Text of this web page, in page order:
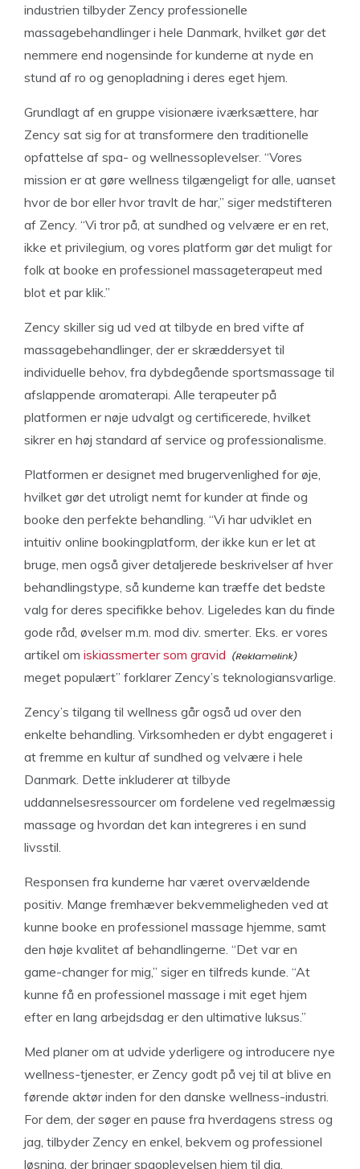
industrien tilbyder Zency professionelle
massagebehandlinger i hele Danmark, hvilket gør det
nemmere end nogensinde for kunderne at nyde en
stund af ro og genopladning i deres eget hjem.
Grundlagt af en gruppe visionære iværksættere, har
Zency sat sig for at transformere den traditionelle
opfattelse af spa- og wellnessoplevelser. “Vores
mission er at gøre wellness tilgængeligt for alle, uanset
hvor de bor eller hvor travlt de har,” siger medstifteren
af Zency. “Vi tror på, at sundhed og velvære er en ret,
ikke et privilegium, og vores platform gør det muligt for
folk at booke en professionel massageterapeut med
blot et par klik.”
Zency skiller sig ud ved at tilbyde en bred vifte af
massagebehandlinger, der er skræddersyet til
individuelle behov, fra dybdegående sportsmassage til
afslappende aromaterapi. Alle terapeuter på
platformen er nøje udvalgt og certificerede, hvilket
sikrer en høj standard af service og professionalisme.
Platformen er designet med brugervenlighed for øje,
hvilket gør det utroligt nemt for kunder at finde og
booke den perfekte behandling. “Vi har udviklet en
intuitiv online bookingplatform, der ikke kun er let at
bruge, men også giver detaljerede beskrivelser af hver
behandlingstype, så kunderne kan træffe det bedste
valg for deres specifikke behov. Ligeledes kan du finde
gode råd, øvelser m.m. mod div. smerter. Eks. er vores
artikel om iskiassmerter som gravid
meget populært” forklarer Zency’s teknologiansvarlige.
Zency’s tilgang til wellness går også ud over den
enkelte behandling. Virksomheden er dybt engageret i
at fremme en kultur af sundhed og velvære i hele
Danmark. Dette inkluderer at tilbyde
uddannelsesressourcer om fordelene ved regelmæssig
massage og hvordan det kan integreres i en sund
livsstil.
Responsen fra kunderne har været overvældende
positiv. Mange fremhæver bekvemmeligheden ved at
kunne booke en professionel massage hjemme, samt
den høje kvalitet af behandlingerne. “Det var en
game-changer for mig,” siger en tilfreds kunde. “At
kunne få en professionel massage i mit eget hjem
efter en lang arbejdsdag er den ultimative luksus.”
Med planer om at udvide yderligere og introducere nye
wellness-tjenester, er Zency godt på vej til at blive en
førende aktør inden for den danske wellness-industri.
For dem, der søger en pause fra hverdagens stress og
jag, tilbyder Zency en enkel, bekvem og professionel
løsning, der bringer spaoplevelsen hjem til dig.